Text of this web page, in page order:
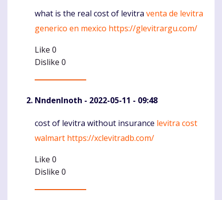
Komentaras
what is the real cost of levitra venta de levitra
generico en mexico https://glevitrargu.com/
Like 0
Dislike 0
NndenInoth - 2022-05-11 - 09:48
Komentaras
cost of levitra without insurance levitra cost
walmart https://xclevitradb.com/
Like 0
Dislike 0